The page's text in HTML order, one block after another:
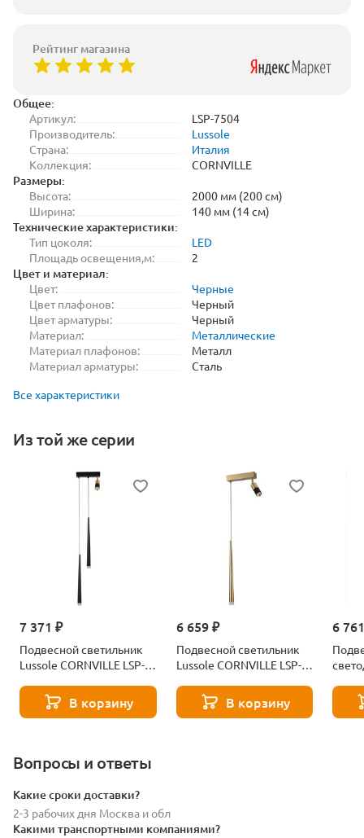
Общее:
Артикул:
LSP-7504
Производитель:
Lussole
Страна:
Италия
Коллекция:
CORNVILLE
Размеры:
Высота:
2000 мм (200 см)
Ширина:
140 мм (14 см)
Технические характеристики:
Тип цоколя:
LED
Площадь освещения,м:
2
Цвет и материал:
Цвет:
Черные
Цвет плафонов:
Черный
Цвет арматуры:
Черный
Материал:
Металлические
Материал плафонов:
Металл
Материал арматуры:
Сталь
Все характеристики
Из той же серии
7 371 ₽
Подвесной светильник
Lussole CORNVILLE LSP-
В корзину
6 659 ₽
Подвесной светильник
Lussole CORNVILLE LSP-
В корзину
6
Вопросы и ответы
Какие сроки доставки?
2-3 рабочих дня Москва и обл
Какими транспортными компаниями?
Рейтинг магазина